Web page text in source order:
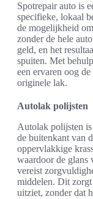
Spotrepair auto is
specifieke, lokaal
de mogelijkheid
zonder de hele
geld, en het
spuiten. Met
een ervaren oog
originele lak.
Autolak polijsten
Autolak polijsten
de buitenkant van
oppervlakkige
waardoor de glans
vereist
middelen. Dit
uitziet, zonder dat